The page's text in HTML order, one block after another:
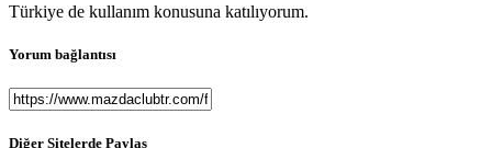
Türkiye de kullanım konusuna katılıyorum.
Yorum bağlantısı
Diğer Sitelerde Paylaş